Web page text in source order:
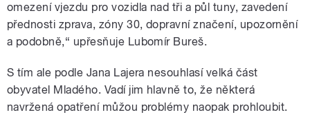
omezení vjezdu pro vozidla nad tři a půl tuny, zavedení
přednosti zprava, zóny 30, dopravní značení, upozornění
a podobně,“ upřesňuje Lubomír Bureš.
S tím ale podle Jana Lajera nesouhlasí velká část
obyvatel Mladého. Vadí jim hlavně to, že některá
navržená opatření můžou problémy naopak prohloubit.